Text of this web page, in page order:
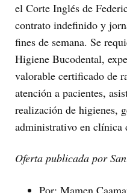
el Corte Inglés de
contrato indefinido y
fines de semana. Se
Higiene Bucodental,
valorable certificado de
atención a pacientes,
realización de higienes,
administrativo en clínica
Oferta publicada por
Por: Mamen